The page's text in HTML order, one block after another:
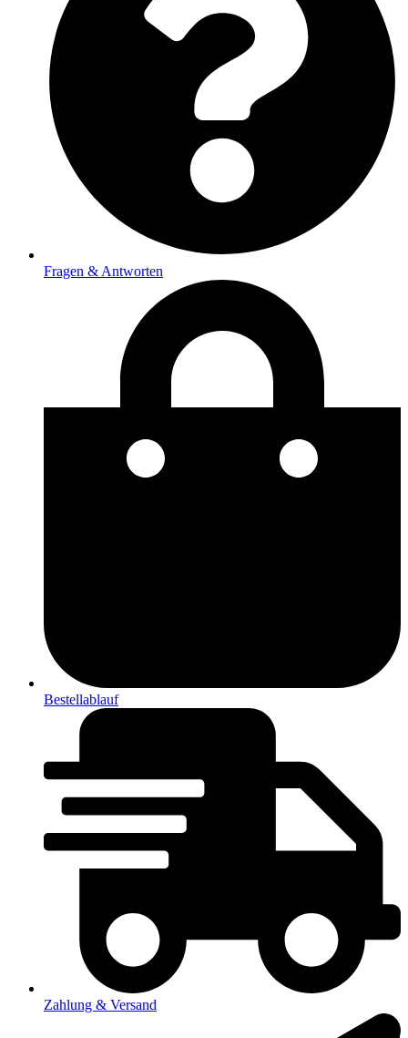
Fragen & Antworten
Bestellablauf
Zahlung & Versand